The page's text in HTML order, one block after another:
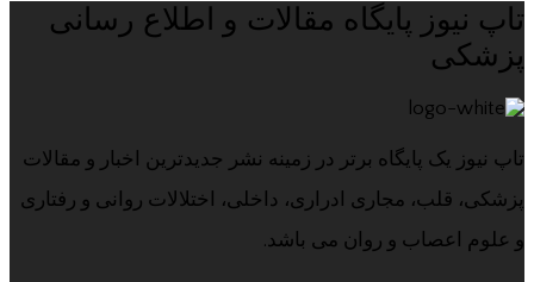
تاپ نیوز پایگاه مقالات و اطلاع رسانی
پزشکی
تاپ نیوز یک پایگاه برتر در زمینه نشر جدیدترین اخبار و مقالات
پزشکی، قلب، مجاری ادراری، داخلی، اختلالات روانی و رفتاری
و علوم اعصاب و روان می باشد.